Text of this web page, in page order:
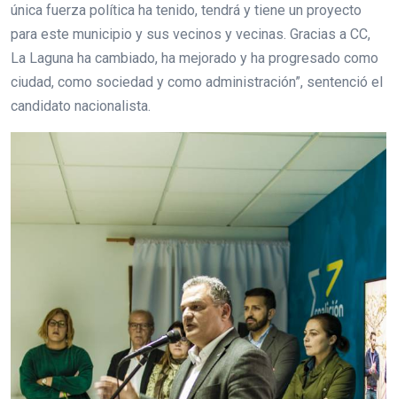
única fuerza política ha tenido, tendrá y tiene un proyecto
para este municipio y sus vecinos y vecinas. Gracias a CC,
La Laguna ha cambiado, ha mejorado y ha progresado como
ciudad, como sociedad y como administración”, sentenció el
candidato nacionalista.